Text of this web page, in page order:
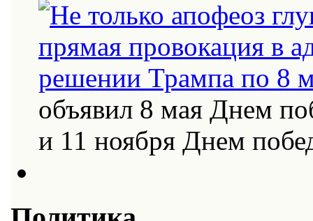
объявил 8 мая Днем
и 11 ноября Днем